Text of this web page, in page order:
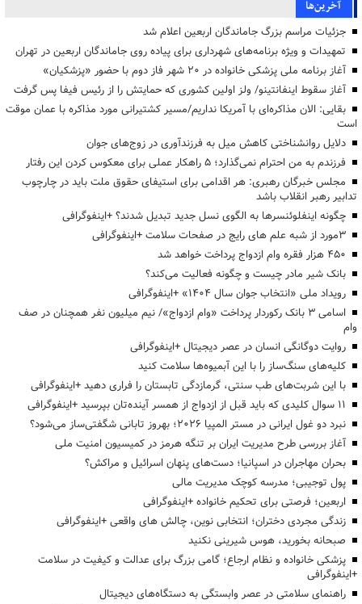
آخرین‌ها
جزئیات مراسم بزرگ جاماندگان اربعین اعلام شد
تمهیدات و ویژه برنامه‌های شهرداری برای پیاده روی جاماندگان اربعین در تهران
آغاز برنامه ملی پزشکی خانواده در ۲۰ شهر فاز دوم با حضور «پزشکیان»
آغاز سقوط اینفانتینو/ ولز اولین کشوری که حمایتش را از رئیس فیفا پس گرفت
بقایی: الان مذاکره‌ای با آمریکا نداریم/مسیر کشتیرانی مورد مذاکره با عمان موقت
است
دلایل روانشناختی کاهش میل به فرزندآوری در زوج‌های جوان
فرزندم به من احترام نمی‌گذارد؛ ۵ راهکار عملی برای معکوس کردن این رفتار
مجلس خبرگان رهبری: هر اقدامی برای استیفای حقوق ملت باید در چارچوب
تدابیر رهبر انقلاب باشد
چگونه اینفلوئنسرها به الگوی نسل جدید تبدیل شدند؟ +اینفوگرافی
3مورد از شبه علم های رایج در صفحات سلامت +اینفوگرافی
۴۵۰ هزار فقره وام ازدواج پرداخت خواهد شد
بانک شیر مادر چیست و چگونه فعالیت می‌کند؟
رویداد ملی «انتخاب جوان سال ۱۴۰۴» +اینفوگرافی
اسامی ۳ بانک رکوردار پرداخت «وام ازدواج»/ نیم میلیون نفر همچنان در صف
وام
روایت دوگانگی انسان در عصر دیجیتال +اینفوگرافی
کلیه‌های سنگ‌ساز را با این آبمیوه‌ها سلامت کنید
با این شربت‌های طب سنتی، گرمازدگی تابستان را فراری دهید +اینفوگرافی
۱۱ سوال کلیدی که باید قبل از ازدواج از همسر آینده‌تان بپرسید +اینفوگرافی
نبرد دو غول ایرانی در مستر المپیا ۲۰۲۶؛ بهروز تابانی شگفتی‌ساز می‌شود؟
آغاز بررسی طرح مدیریت ایران بر تنگه هرمز در کمیسیون امنیت ملی
بحران مهاجران در اسپانیا؛ دست‌های پنهان اسرائیل و مراکش؟
پول توجیبی؛ مدرسه کوچک مدیریت مالی
اربعین؛ فرصتی برای تحکیم خانواده +اینفوگرافی
زندگی مجردی دختران؛ انتخابی نوین، چالش های واقعی +اینفوگرافی
صبحانه بخورید، هوس شیرینی نکنید
پزشکی خانواده و نظام ارجاع؛ گامی بزرگ برای عدالت و کیفیت در سلامت
+اینفوگرافی
راهنمای سلامتی در عصر وابستگی به دستگاه‌های دیجیتال